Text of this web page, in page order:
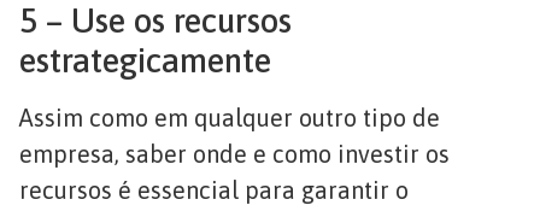
5 – Use os recursos
estrategicamente
Assim como em qualquer outro tipo de
empresa, saber onde e como investir os
recursos é essencial para garantir o